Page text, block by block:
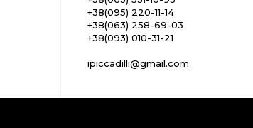
+38(095) 220-11-14
+38(063) 258-69-03
+38(093) 010-31-21
ipiccadilli@gmail.com